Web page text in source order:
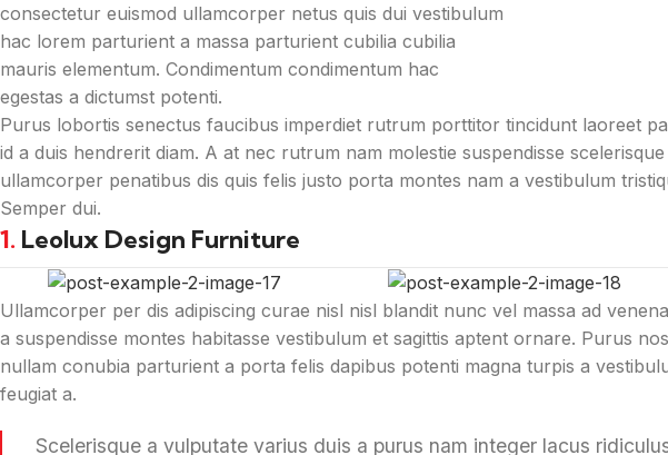
consectetur euismod ullamcorper netus quis dui vestibulum
hac lorem parturient a massa parturient cubilia cubilia
mauris elementum. Condimentum condimentum hac
egestas a dictumst potenti.
Purus lobortis senectus faucibus imperdiet rutrum porttitor tincidunt laoreet
id a duis hendrerit diam. A at nec rutrum nam molestie suspendisse
ullamcorper penatibus dis quis felis justo porta montes nam a vestibulum
Semper dui.
1. Leolux Design Furniture
Ullamcorper per dis adipiscing curae nisl nisl blandit nunc vel massa ad
a suspendisse montes habitasse vestibulum et sagittis aptent ornare. Purus
nullam conubia parturient a porta felis dapibus potenti magna turpis a
feugiat a.
Scelerisque a vulputate varius duis a purus nam integer lacus